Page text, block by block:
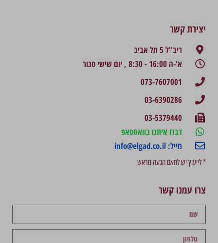
יצירת קשר
ריב''ל 5 תל אביב
א'-ה 16:00 - 8:30 , יום שישי סגור
073-7607001
03-6390286
03-5379440
דברו איתנו בוואטסאפ
מייל: info@elgad.co.il
* לייעוץ יש לתאם הגעה מראש
צרו עמנו קשר